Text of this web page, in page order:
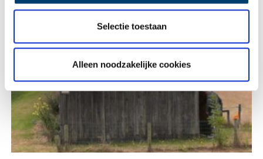
Selectie toestaan
Alleen noodzakelijke cookies
Tien verdwenen pretparken